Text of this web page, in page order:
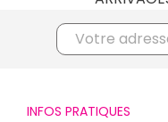
INFOS PRATIQUES